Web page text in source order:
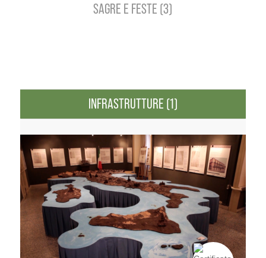
SAGRE E FESTE (3)
INFRASTRUTTURE (1)